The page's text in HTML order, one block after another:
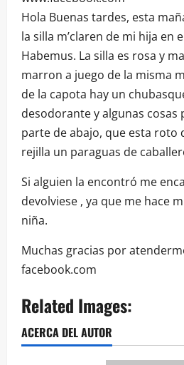
Hola Buenas tardes, esta
la silla m’claren de mi hija en
Habemus. La silla es rosa y
marron a juego de la misma
de la capota hay un
desodorante y algunas cosas
parte de abajo, que esta roto
rejilla un paraguas de
Si alguien la encontró me
devolviese , ya que me hace
niña.
Muchas gracias por
facebook.com
Related Images:
ACERCA DEL AUTOR